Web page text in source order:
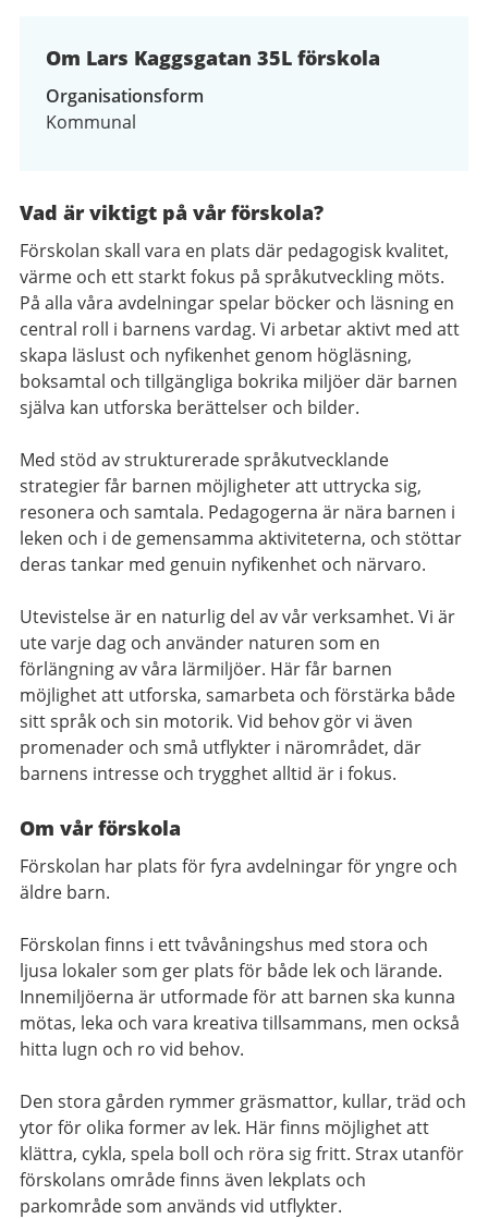
Om Lars Kaggsgatan 35L förskola
Organisationsform
Kommunal
Vad är viktigt på vår förskola?
Förskolan skall vara en plats där pedagogisk kvalitet,
värme och ett starkt fokus på språkutveckling möts.
På alla våra avdelningar spelar böcker och läsning en
central roll i barnens vardag. Vi arbetar aktivt med att
skapa läslust och nyfikenhet genom högläsning,
boksamtal och tillgängliga bokrika miljöer där barnen
själva kan utforska berättelser och bilder.
Med stöd av strukturerade språkutvecklande
strategier får barnen möjligheter att uttrycka sig,
resonera och samtala. Pedagogerna är nära barnen i
leken och i de gemensamma aktiviteterna, och stöttar
deras tankar med genuin nyfikenhet och närvaro.
Utevistelse är en naturlig del av vår verksamhet. Vi är
ute varje dag och använder naturen som en
förlängning av våra lärmiljöer. Här får barnen
möjlighet att utforska, samarbeta och förstärka både
sitt språk och sin motorik. Vid behov gör vi även
promenader och små utflykter i närområdet, där
barnens intresse och trygghet alltid är i fokus.
Om vår förskola
Förskolan har plats för fyra avdelningar för yngre och
äldre barn.
Förskolan finns i ett tvåvåningshus med stora och
ljusa lokaler som ger plats för både lek och lärande.
Innemiljöerna är utformade för att barnen ska kunna
mötas, leka och vara kreativa tillsammans, men också
hitta lugn och ro vid behov.
Den stora gården rymmer gräsmattor, kullar, träd och
ytor för olika former av lek. Här finns möjlighet att
klättra, cykla, spela boll och röra sig fritt. Strax utanför
förskolans område finns även lekplats och
parkområde som används vid utflykter.